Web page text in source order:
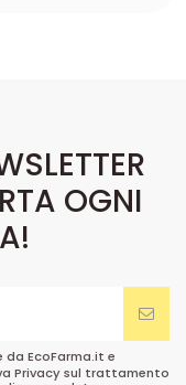
OGNI
EcoFarma.it e
Privacy sul trattamento